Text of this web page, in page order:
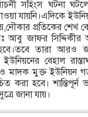
সহিংস ঘটনা
যায়নি।এদিকে
প্রতিকের শেখ
আবু জাফর সিদ্দিকীর
তারা আরও
বেহাল
ও মাদক মুক্ত ইউনিয়ন
করা হবে।
জানা যায়।